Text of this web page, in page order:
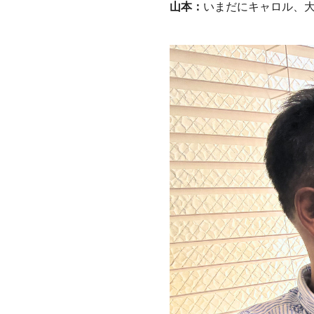
山本： いまだにキャロル、